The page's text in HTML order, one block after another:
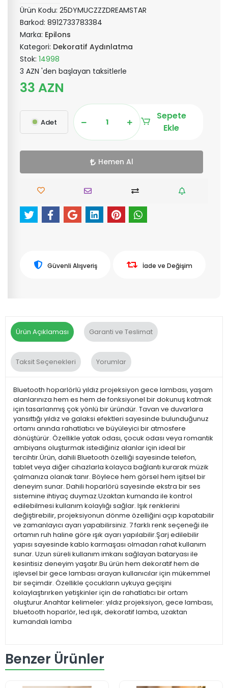
Ürün Kodu: 25DYMUCZZZDREAMSTAR
Barkod: 8912733783384
Marka: Epilons
Kategori: Dekoratif Aydınlatma
Stok: 14998
3 AZN 'den başlayan taksitlerle
33 AZN
Adet
Sepete
Ekle
Hemen Al
Güvenli Alışveriş İade ve Değişim
Ürün Açıklaması Garanti ve Teslimat
Taksit Seçenekleri Yorumlar
Bluetooth hoparlörlü yıldız projeksiyon gece lambası, yaşam
alanlarınıza hem es hem de fonksiyonel bir dokunuş katmak
için tasarlanmış çok yönlü bir üründür. Tavan ve duvarlara
yansıttığı yıldız ve galaksi efektleri sayesinde bulunduğunuz
ortamı anında rahatlatıcı ve büyüleyici bir atmosfere
dönüştürür. Özellikle yatak odası, çocuk odası veya romantik
ambiyans oluşturmak istediğiniz alanlar için ideal bir
tercihtir.Ürün, dahili Bluetooth özelliği sayesinde telefon,
tablet veya diğer cihazlarla kolayca bağlantı kurarak müzik
çalmanıza olanak tanır. Böylece hem görsel hem işitsel bir
deneyim sunar. Dahili hoparlörü sayesinde ekstra bir ses
sistemine ihtiyaç duymaz.Uzaktan kumanda ile kontrol
edilebilmesi kullanım kolaylığı sağlar. Işık renklerini
değiştirebilir, projeksiyonun dönme özelliğini açıp kapatabilir
ve zamanlayıcı ayarı yapabilirsiniz. 7 farklı renk seçeneği ile
ortamın ruh haline göre ışık ayarı yapılabilir.Şarj edilebilir
yapısı sayesinde kablo karmaşası olmadan rahat kullanım
sunar. Uzun süreli kullanım imkanı sağlayan bataryası ile
kesintisiz deneyim yaşatır.Bu ürün hem dekoratif hem de
işlevsel bir gece lambası arayan kullanıcılar için mükemmel
bir seçimdir. Özellikle çocukların uykuya geçişini
kolaylaştırırken yetişkinler için de rahatlatıcı bir ortam
oluşturur.Anahtar kelimeler: yıldız projeksiyon, gece lambası,
bluetooth hoparlör, led ışık, dekoratif lamba, uzaktan
kumandalı lamba
Benzer Ürünler